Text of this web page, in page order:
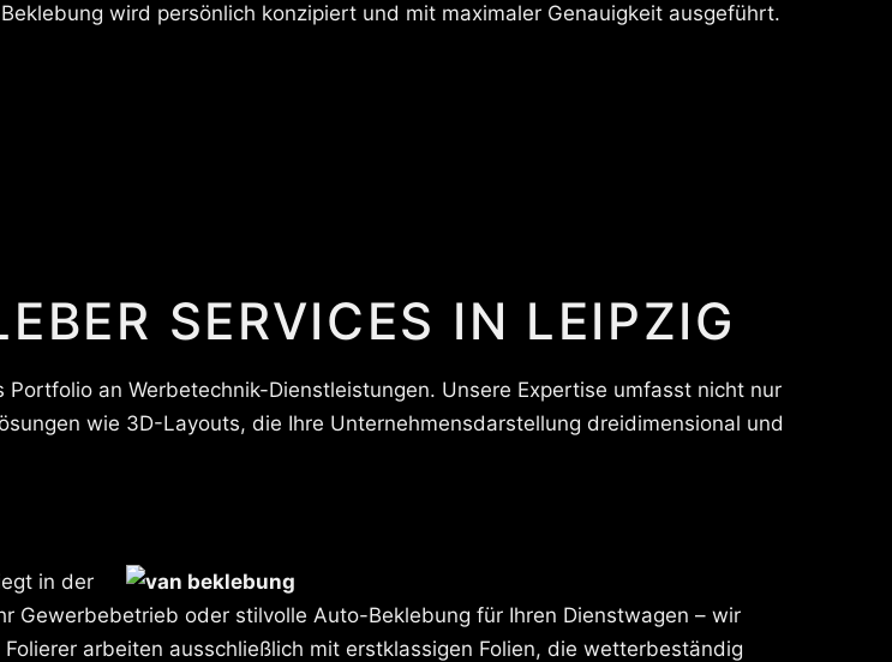
wird persönlich konzipiert und mit maximaler Genauigkeit ausgeführt.
SERVICES IN LEIPZIG
an Werbetechnik-Dienstleistungen. Unsere Expertise umfasst nicht nur
wie 3D-Layouts, die Ihre Unternehmensdarstellung dreidimensional und
in der
Gewerbebetrieb oder stilvolle Auto-Beklebung für Ihren Dienstwagen – wir
arbeiten ausschließlich mit erstklassigen Folien, die wetterbeständig